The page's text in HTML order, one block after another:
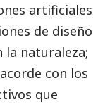
artificiales
de diseño
la naturaleza;
con los
que